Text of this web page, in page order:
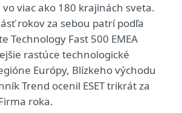
viac ako 180 krajinách sveta.
rokov za sebou patrí podľa
Technology Fast 500 EMEA
rastúce technologické
Európy, Blízkeho východu
Trend ocenil ESET trikrát za
roka.